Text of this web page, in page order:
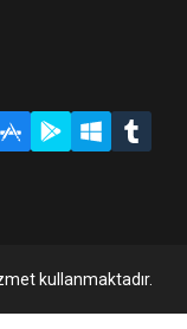
kullanmaktadır.